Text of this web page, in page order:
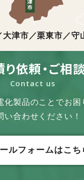
大津市／栗東市／守
り依頼・ご相談
Contact us
化製品のことでお困
合わせください！
ルフォームはこち